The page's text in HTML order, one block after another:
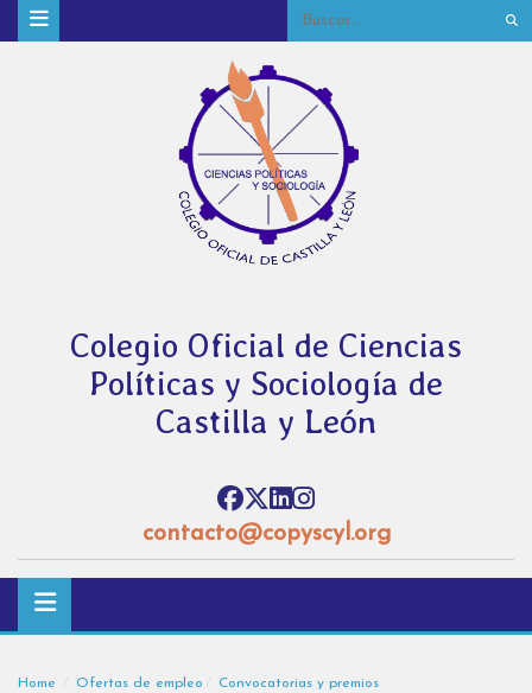
Colegio Oficial de Ciencias
Políticas y Sociología de
Castilla y León
contacto@copyscyl.org
Home Ofertas de empleo
Convocatorias y premios